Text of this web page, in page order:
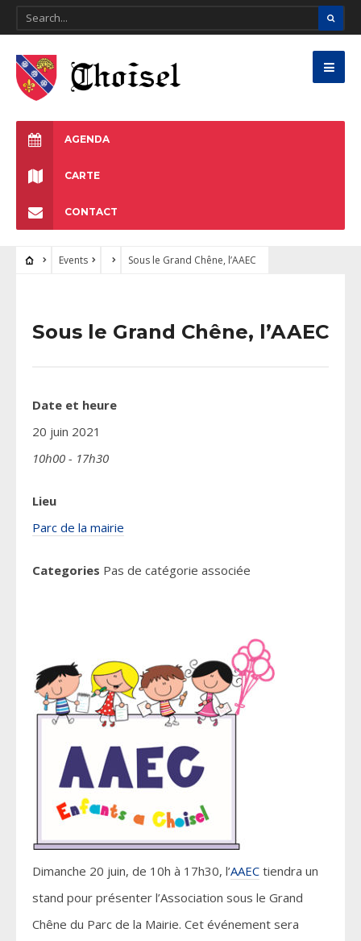
AGENDA
CARTE
CONTACT
Events Sous le Grand Chêne, l’AAEC
Sous le Grand Chêne, l’AAEC
Date et heure
20 juin 2021
10h00 - 17h30
Lieu
Parc de la mairie
Categories Pas de catégorie associée
Dimanche 20 juin, de 10h à 17h30, l’AAEC tiendra un
stand pour présenter l’Association sous le Grand
Chêne du Parc de la Mairie. Cet événement sera